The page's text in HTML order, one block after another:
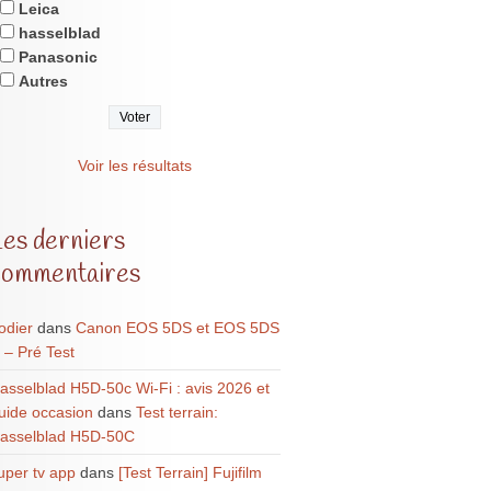
Leica
hasselblad
Panasonic
Autres
Voir les résultats
derniers
dans Canon EOS 5DS et EOS 5DS
– Pré Test
H5D-50c Wi-Fi : avis 2026 et
occasion dans Test terrain:
H5D-50C
tv appdans [Test Terrain] Fujifilm